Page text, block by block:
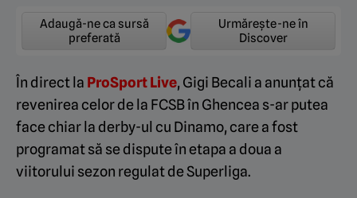
Adaugă-ne ca sursă
preferată
Urmărește-ne în
Discover
În direct la ProSport Live, Gigi Becali a anunțat că
revenirea celor de la FCSB în Ghencea s-ar putea
face chiar la derby-ul cu Dinamo, care a fost
programat să se dispute în etapa a doua a
viitorului sezon regulat de Superliga.